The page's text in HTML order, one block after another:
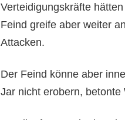
Verteidigungskräfte
Feind greife aber weiter
Attacken.
Der Feind könne aber
Jar nicht erobern, betonte